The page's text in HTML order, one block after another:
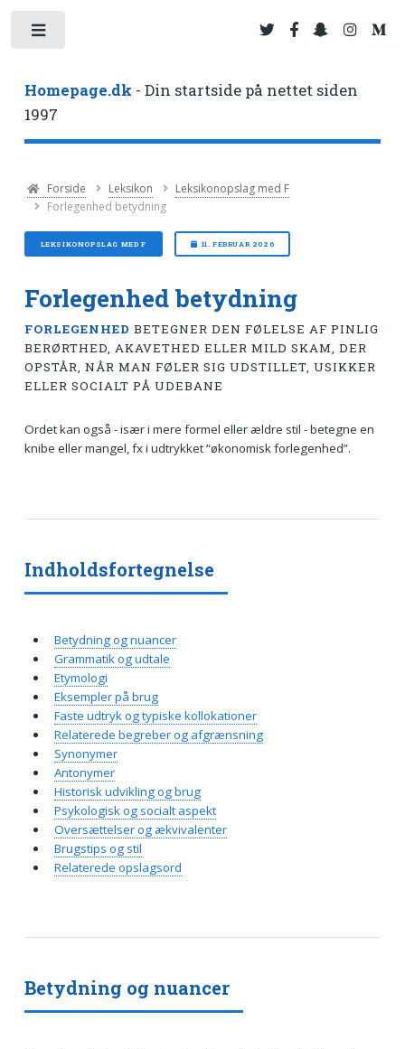
Homepage.dk - Din startside på nettet siden
1997
Forside Leksikon
Leksikonopslag med F
Forlegenhed betydning
LEKSIKONOPSLAG MED F 11. FEBRUAR 2026
Forlegenhed betydning
FORLEGENHED BETEGNER DEN FØLELSE AF PINLIG
BERØRTHED, AKAVETHED ELLER MILD SKAM, DER
OPSTÅR, NÅR MAN FØLER SIG UDSTILLET, USIKKER
ELLER SOCIALT PÅ UDEBANE
Ordet kan også - især i mere formel eller ældre stil - betegne en
knibe eller mangel, fx i udtrykket “økonomisk forlegenhed”.
Betydning og nuancer
Indholdsfortegnelse
Betydning og nuancer
Grammatik og udtale
Etymologi
Eksempler på brug
Faste udtryk og typiske kollokationer
Relaterede begreber og afgrænsning
Synonymer
Antonymer
Historisk udvikling og brug
Psykologisk og socialt aspekt
Oversættelser og ækvivalenter
Brugstips og stil
Relaterede opslagsord